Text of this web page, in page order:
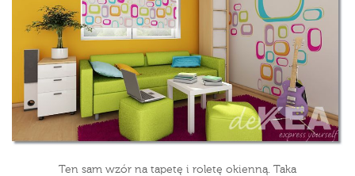
Ten sam wzór na tapetę i roletę okienną. Taka